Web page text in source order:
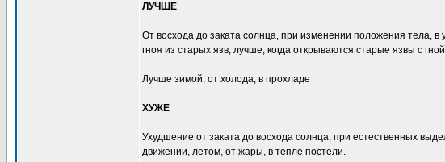
ЛУЧШЕ
От восхода до заката солнца, при изменении положения тела,
гноя из старых язв, лучше, когда открываются старые язвы с
Лучше зимой, от холода, в прохладе
ХУЖЕ
Ухудшение от заката до восхода солнца, при естественных
движении, летом, от жары, в тепле постели.